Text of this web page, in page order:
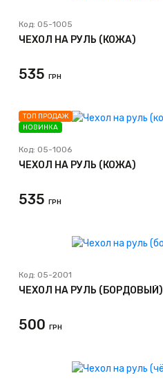
Код: 05-1005
ЧЕХОЛ НА РУЛЬ (КОЖА)
535 ГРН
ТОП ПРОДАЖ
НОВИНКА
Код: 05-1006
ЧЕХОЛ НА РУЛЬ (КОЖА)
535 ГРН
Код: 05-2001
ЧЕХОЛ НА РУЛЬ (БОРДОВЫЙ)
500 ГРН